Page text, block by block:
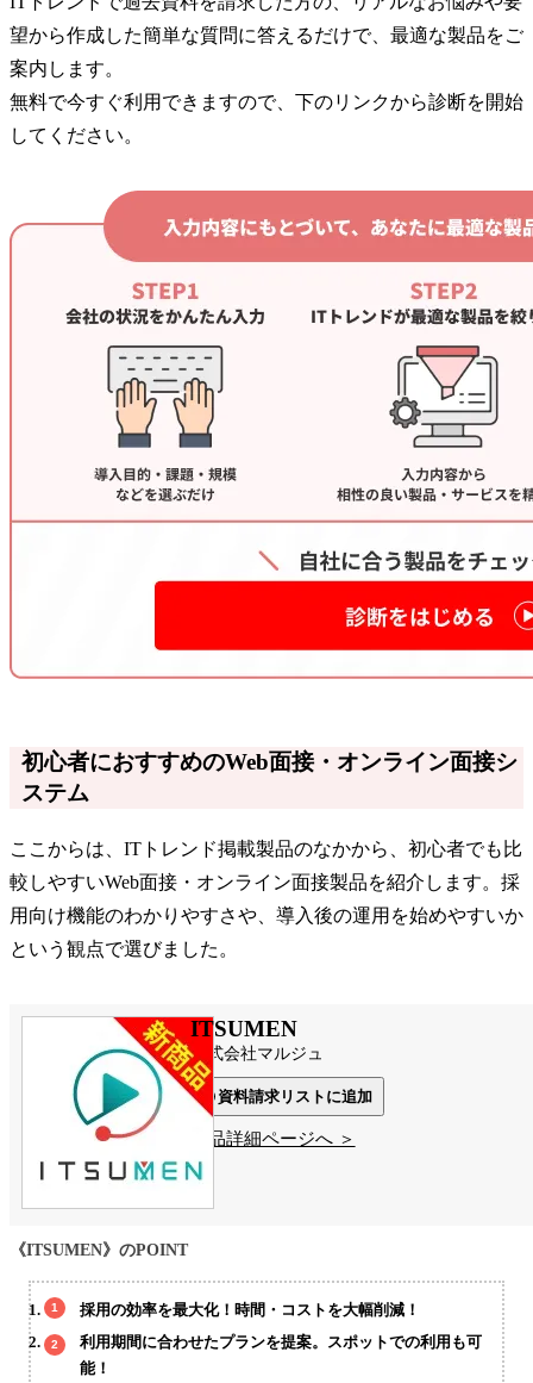
望から作成した簡単な質問に答えるだけで、最適な製品をご
案内します。
無料で今すぐ利用できますので、下のリンクから診断を開始
してください。
初心者におすすめのWeb面接・オンライン面接シ
ステム
ここからは、ITトレンド掲載製品のなかから、初心者でも比
較しやすいWeb面接・オンライン面接製品を紹介します。採
用向け機能のわかりやすさや、導入後の運用を始めやすいか
という観点で選びました。
ITSUMEN
株式会社マルジュ
資料請求リストに追加
製品詳細ページへ ＞
《ITSUMEN》のPOINT
採用の効率を最大化！時間・コストを大幅削減！
利用期間に合わせたプランを提案。スポットでの利用も可
能！